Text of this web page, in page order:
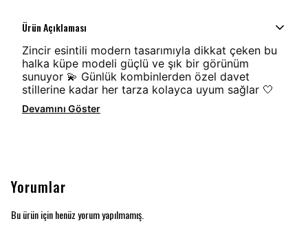
Ürün Açıklaması
Zincir esintili modern tasarımıyla dikkat çeken bu
halka küpe modeli güçlü ve şık bir görünüm
sunuyor 💫 Günlük kombinlerden özel davet
stillerine kadar her tarza kolayca uyum sağlar 🤍
Devamını Göster
Yorumlar
Bu ürün için henüz yorum yapılmamış.